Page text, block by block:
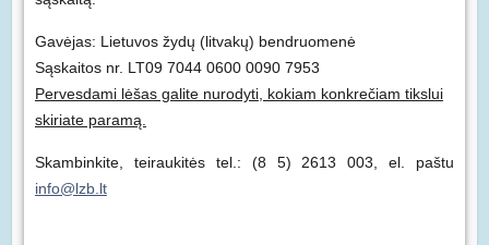
Gavėjas: Lietuvos žydų (litvakų) bendruomenė
Sąskaitos nr. LT09 7044 0600 0090 7953
Pervesdami lėšas galite nurodyti, kokiam konkrečiam tikslui
skiriate paramą.
Skambinkite, teiraukitės tel.: (8 5) 2613 003, el. paštu
info@lzb.lt